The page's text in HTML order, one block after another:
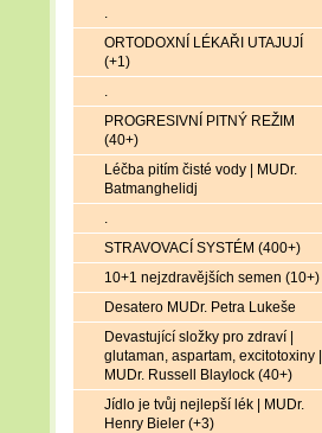
.
ORTODOXNÍ LÉKAŘI UTAJUJÍ
(+1)
.
PROGRESIVNÍ PITNÝ REŽIM
(40+)
Léčba pitím čisté vody | MUDr.
Batmanghelidj
.
STRAVOVACÍ SYSTÉM (400+)
10+1 nejzdravějších semen (10+)
Desatero MUDr. Petra Lukeše
Devastující složky pro zdraví |
glutaman, aspartam, excitotoxiny |
MUDr. Russell Blaylock (40+)
Jídlo je tvůj nejlepší lék | MUDr.
Henry Bieler (+3)